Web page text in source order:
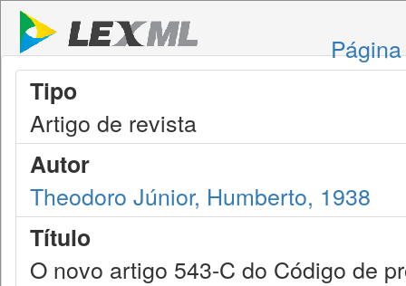
Tipo
Artigo de revista
Autor
Theodoro Júnior, Humberto, 1938
Título
O novo artigo 543-C do Código de